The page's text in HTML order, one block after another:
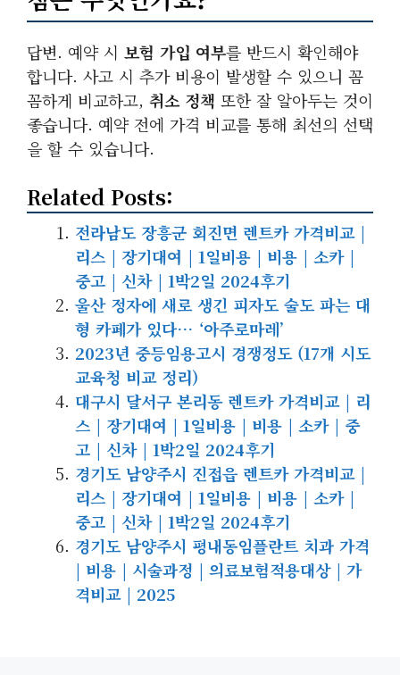
답변. 예약 시 보험 가입 여부를 반드시 확인해야
합니다. 사고 시 추가 비용이 발생할 수 있으니 꼼
꼼하게 비교하고, 취소 정책 또한 잘 알아두는 것이
좋습니다. 예약 전에 가격 비교를 통해 최선의 선택
을 할 수 있습니다.
Related Posts:
전라남도 장흥군 회진면 렌트카 가격비교 |
리스 | 장기대여 | 1일비용 | 비용 | 소카 |
중고 | 신차 | 1박2일 2024후기
울산 정자에 새로 생긴 피자도 술도 파는 대
형 카페가 있다… ‘아주로마레’
2023년 중등임용고시 경쟁정도 (17개 시도
교육청 비교 정리)
대구시 달서구 본리동 렌트카 가격비교 | 리
스 | 장기대여 | 1일비용 | 비용 | 소카 | 중
고 | 신차 | 1박2일 2024후기
경기도 남양주시 진접읍 렌트카 가격비교 |
리스 | 장기대여 | 1일비용 | 비용 | 소카 |
중고 | 신차 | 1박2일 2024후기
경기도 남양주시 평내동임플란트 치과 가격
| 비용 | 시술과정 | 의료보험적용대상 | 가
격비교 | 2025